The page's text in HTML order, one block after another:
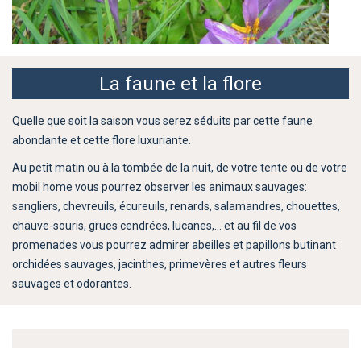
La faune et la flore
Quelle que soit la saison vous serez séduits par cette faune
abondante et cette flore luxuriante.
Au petit matin ou à la tombée de la nuit, de votre tente ou de votre
mobil home vous pourrez observer les animaux sauvages:
sangliers, chevreuils, écureuils, renards, salamandres, chouettes,
chauve-souris, grues cendrées, lucanes,… et au fil de vos
promenades vous pourrez admirer abeilles et papillons butinant
orchidées sauvages, jacinthes, primevères et autres fleurs
sauvages et odorantes.